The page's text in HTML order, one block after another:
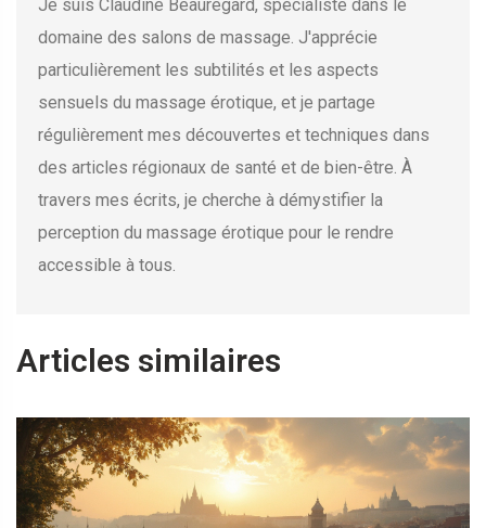
Je suis Claudine Beauregard, spécialiste dans le
domaine des salons de massage. J'apprécie
particulièrement les subtilités et les aspects
sensuels du massage érotique, et je partage
régulièrement mes découvertes et techniques dans
des articles régionaux de santé et de bien-être. À
travers mes écrits, je cherche à démystifier la
perception du massage érotique pour le rendre
accessible à tous.
Articles similaires